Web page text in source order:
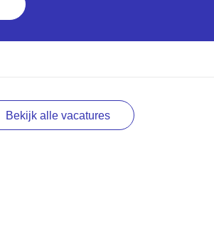
Bekijk alle vacatures